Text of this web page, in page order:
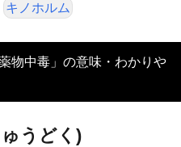
キノホルム
物中毒」の意味・わかりや
うどく)